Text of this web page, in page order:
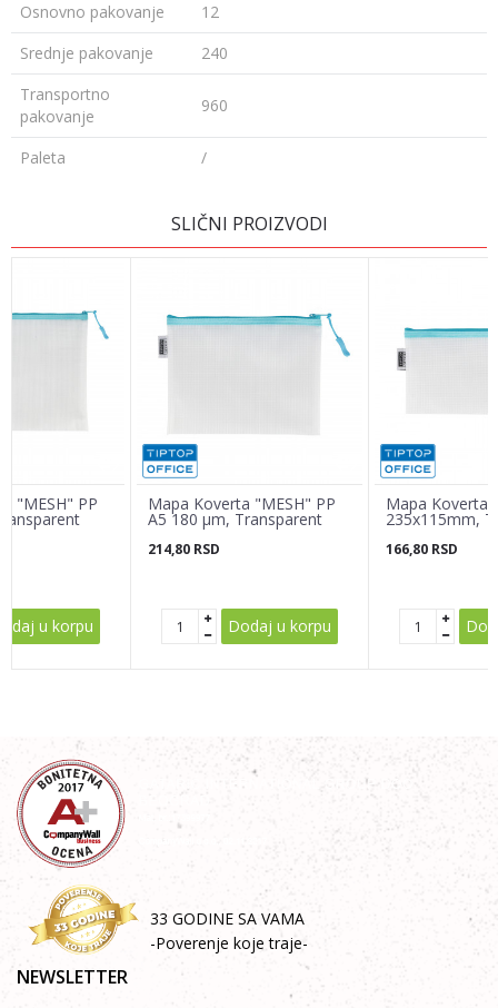
Osnovno pakovanje
12
Srednje pakovanje
240
Transportno
pakovanje
960
Paleta /
Poruka
POŠALJI
SLIČNI PROIZVODI
"MESH" PP
u korpu
Mapa Koverta "MESH" PP
A5 180 µm, Transparent
214,80 RSD
Dodaj u korpu
Mapa Koverta
235x115mm,
166,80 RSD
33 GODINE SA VAMA
-Poverenje koje traje-
NEWSLETTER